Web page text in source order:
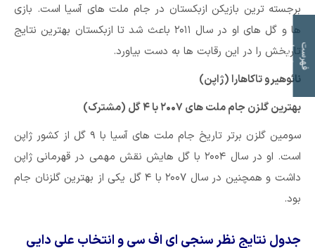
برجسته ترین بازیکن ازبکستان در جام ملت های آسیا است. بازی
ها و گل های او در سال ۲۰۱۱ باعث شد تا ازبکستان بهترین نتایج
تاریخش را در این رقابت ها به دست بیاورد.
نائوهیرو تاکاهارا (ژاپن)
بهترین گلزن جام ملت های ۲۰۰۷ با ۴ گل (مشترک)
سومین گلزن برتر تاریخ جام ملت های آسیا با ۹ گل از کشور ژاپن
است. او در سال ۲۰۰۴ با گل هایش نقش مهمی در قهرمانی ژاپن
داشت و همچنین در سال ۲۰۰۷ با ۴ گل یکی از بهترین گلزنان جام
بود.
جدول نتایج نظر سنجی ای اف سی و انتخاب علی دایی
ف
ه
ر
س
ت
م
و
ض
و
ع
ات